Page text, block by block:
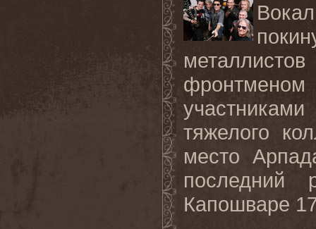
участниками
тяжелого
место
последний
Капошваре